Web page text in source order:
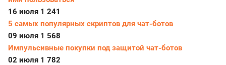
16 июля 1 241
5 самых популярных скриптов для чат-ботов
09 июля 1 568
Импульсивные покупки под защитой чат-ботов
02 июля 1 782